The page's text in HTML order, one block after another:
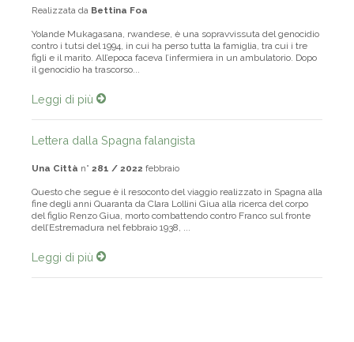
Realizzata da Bettina Foa
Yolande Mukagasana, rwandese, è una sopravvissuta del genocidio
contro i tutsi del 1994, in cui ha perso tutta la famiglia, tra cui i tre
figli e il marito. All’epoca faceva l’infermiera in un ambulatorio. Dopo
il genocidio ha trascorso...
Leggi di più
Lettera dalla Spagna falangista
Una Città n° 281 / 2022 febbraio
Questo che segue è il resoconto del viaggio realizzato in Spagna alla
fine degli anni Quaranta da Clara Lollini Giua alla ricerca del corpo
del figlio Renzo Giua, morto combattendo contro Franco sul fronte
dell’Estremadura nel febbraio 1938, ...
Leggi di più